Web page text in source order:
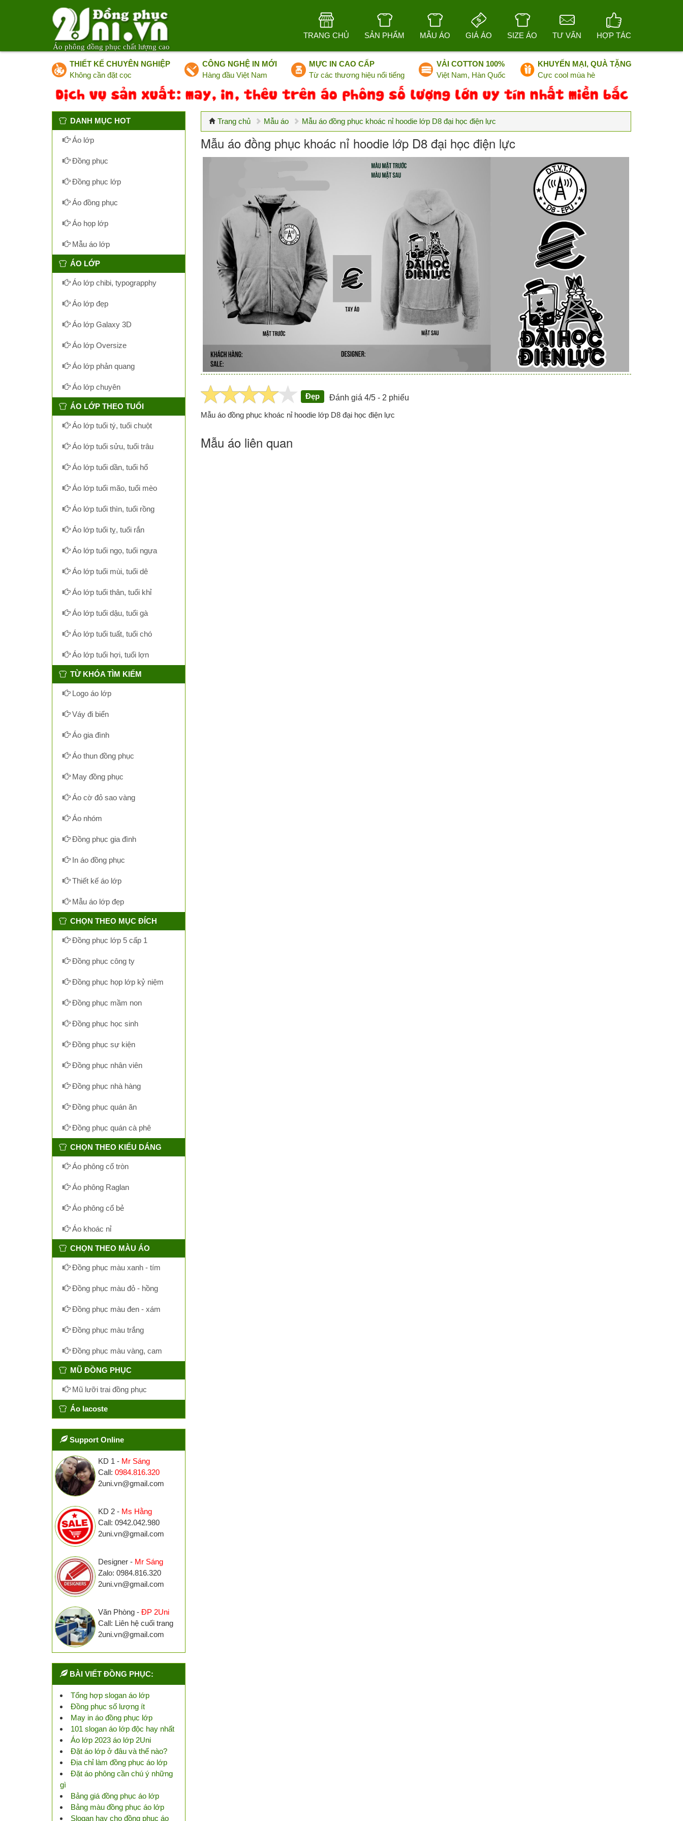
Áo phông đồng phục chất lượng cao
TRANG CHỦ SẢN PHẨM MẪU ÁO GIÁ ÁO SIZE ÁO TƯ VẤN HỢP TÁC
THIẾT KẾ CHUYÊN NGHIỆP
Không cần đặt cọc
CÔNG NGHỆ IN MỚI
Hàng đầu Việt Nam
MỰC IN CAO CẤP
Từ các thương hiệu nổi tiếng
VẢI COTTON 100%
Việt Nam, Hàn Quốc
KHUYẾN MẠI, QUÀ TẶNG
Cực cool mùa hè
Trang chủ Mẫu áo Mẫu áo đồng phục khoác nỉ hoodie lớp D8 đại học điện lực
Mẫu áo đồng phục khoác nỉ hoodie lớp D8 đại học điện lực
Đẹp Đánh giá 4/5 - 2 phiếu
Mẫu áo đồng phục khoác nỉ hoodie lớp D8 đại học điện lực
Mẫu áo liên quan
DANH MỤC HOT
Áo lớp
Đồng phục
Đồng phục lớp
Áo đồng phục
Áo họp lớp
Mẫu áo lớp
ÁO LỚP
Áo lớp chibi, typograpphy
Áo lớp đẹp
Áo lớp Galaxy 3D
Áo lớp Oversize
Áo lớp phản quang
Áo lớp chuyên
ÁO LỚP THEO TUỔI
Áo lớp tuổi tý, tuổi chuột
Áo lớp tuổi sửu, tuổi trâu
Áo lớp tuổi dần, tuổi hổ
Áo lớp tuổi mão, tuổi mèo
Áo lớp tuổi thìn, tuổi rồng
Áo lớp tuổi tỵ, tuổi rắn
Áo lớp tuổi ngọ, tuổi ngựa
Áo lớp tuổi mùi, tuổi dê
Áo lớp tuổi thân, tuổi khỉ
Áo lớp tuổi dậu, tuổi gà
Áo lớp tuổi tuất, tuổi chó
Áo lớp tuổi hợi, tuổi lợn
TỪ KHÓA TÌM KIẾM
Logo áo lớp
Váy đi biển
Áo gia đình
Áo thun đồng phục
May đồng phục
Áo cờ đỏ sao vàng
Áo nhóm
Đồng phục gia đình
In áo đồng phục
Thiết kế áo lớp
Mẫu áo lớp đẹp
CHỌN THEO MỤC ĐÍCH
Đồng phục lớp 5 cấp 1
Đồng phục công ty
Đồng phục họp lớp kỷ niệm
Đồng phục mầm non
Đồng phục học sinh
Đồng phục sự kiện
Đồng phục nhân viên
Đồng phục nhà hàng
Đồng phục quán ăn
Đồng phục quán cà phê
CHỌN THEO KIỂU DÁNG
Áo phông cổ tròn
Áo phông Raglan
Áo phông cổ bẻ
Áo khoác nỉ
CHỌN THEO MÀU ÁO
Đồng phục màu xanh - tím
Đồng phục màu đỏ - hồng
Đồng phục màu đen - xám
Đồng phục màu trắng
Đồng phục màu vàng, cam
MŨ ĐỒNG PHỤC
Mũ lưỡi trai đồng phục
Áo lacoste
Support Online
KD 1 - Mr Sáng
Call: 0984.816.320
2uni.vn@gmail.com
KD 2 - Ms Hằng
Call: 0942.042.980
2uni.vn@gmail.com
Designer - Mr Sáng
Zalo: 0984.816.320
2uni.vn@gmail.com
Văn Phòng - ĐP 2Uni
Call: Liên hệ cuối trang
2uni.vn@gmail.com
BÀI VIẾT ĐỒNG PHỤC:
Tổng hợp slogan áo lớp
Đồng phục số lượng ít
May in áo đồng phục lớp
101 slogan áo lớp độc hay nhất
Áo lớp 2023 áo lớp 2Uni
Đặt áo lớp ở đâu và thế nào?
Địa chỉ làm đồng phục áo lớp
Đặt áo phông cần chú ý những
gì
Bảng giá đồng phục áo lớp
Bảng màu đồng phục áo lớp
Slogan hay cho đồng phục áo